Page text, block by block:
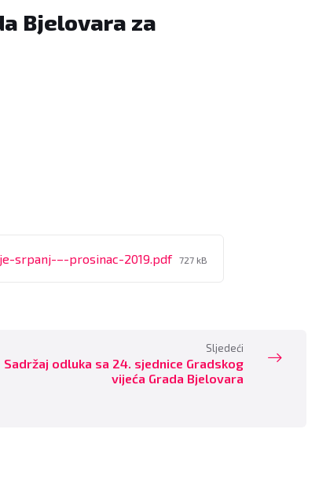
Bjelovara za
srpanj-–-prosinac-2019.pdf File
727 kB
Sljedeći
Sadržaj odluka sa 24. sjednice Gradskog
vijeća Grada Bjelovara